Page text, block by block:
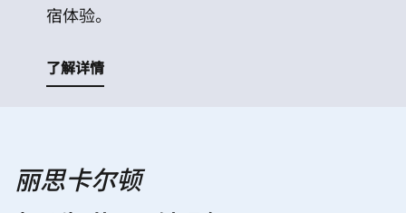
宿体验。
了解详情
丽思卡尔顿